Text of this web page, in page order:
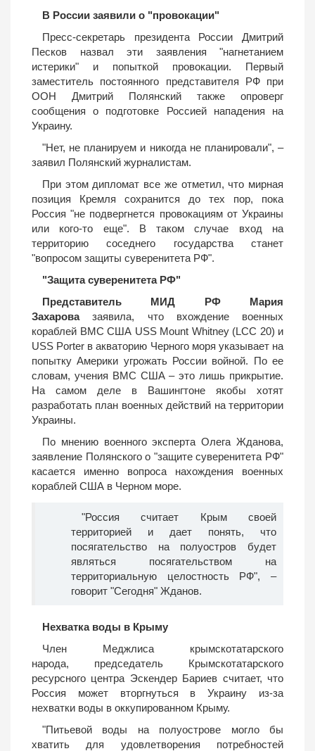
В России заявили о "провокации"
Пресс-секретарь президента России Дмитрий
Песков назвал эти заявления "нагнетанием
истерики" и попыткой провокации. Первый
заместитель постоянного представителя РФ при
ООН Дмитрий Полянский также опроверг
сообщения о подготовке Россией нападения на
Украину.
"Нет, не планируем и никогда не планировали", –
заявил Полянский журналистам.
При этом дипломат все же отметил, что мирная
позиция Кремля сохранится до тех пор, пока
Россия "не подвергнется провокациям от Украины
или кого-то еще". В таком случае вход на
территорию соседнего государства станет
"вопросом защиты суверенитета РФ".
"Защита суверенитета РФ"
Представитель МИД РФ Мария
Захаровазаявила, что вхождение военных
кораблей ВМС США USS Mount Whitney (LCC 20) и
USS Porter в акваторию Черного моря указывает на
попытку Америки угрожать России войной. По ее
словам, учения ВМС США – это лишь прикрытие.
На самом деле в Вашингтоне якобы хотят
разработать план военных действий на территории
Украины.
По мнению военного эксперта Олега Жданова,
заявление Полянского о "защите суверенитета РФ"
касается именно вопроса нахождения военных
кораблей США в Черном море.
"Россия считает Крым своей
территорией и дает понять, что
посягательство на полуостров будет
являться посягательством на
территориальную целостность РФ", –
говорит "Сегодня" Жданов.
Нехватка воды в Крыму
Член Меджлиса крымскотатарского
народа, председатель Крымскотатарского
ресурсного центра Эскендер Бариев считает, что
Россия может вторгнуться в Украину из-за
нехватки воды в оккупированном Крыму.
"Питьевой воды на полуострове могло бы
хватить для удовлетворения потребностей